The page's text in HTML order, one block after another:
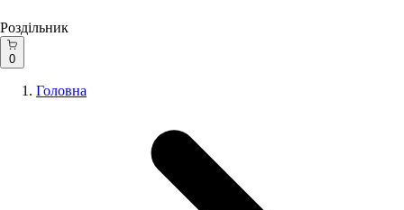
Роздільник
0
Головна